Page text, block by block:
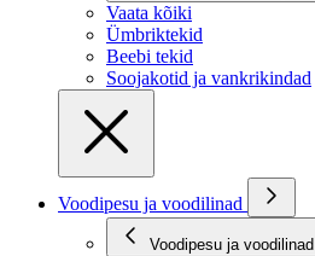
Vaata kõiki
Ümbriktekid
Beebi tekid
Soojakotid ja vankrikindad
Voodipesu ja voodilinad
Voodipesu ja voodilinad